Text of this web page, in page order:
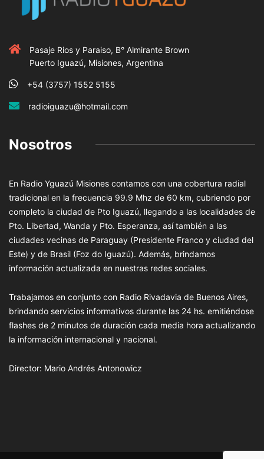
Pasaje Rios y Paraiso, B° Almirante Brown
Puerto Iguazú, Misiones, Argentina
+54 (3757) 1552 5155
radioiguazu@hotmail.com
Nosotros
En Radio Yguazú Misiones contamos con una cobertura radial
tradicional en la frecuencia 99.9 Mhz de 60 km, cubriendo por
completo la ciudad de Pto Iguazú, llegando a las localidades de
Pto. Libertad, Wanda y Pto. Esperanza, así también a las
ciudades vecinas de Paraguay (Presidente Franco y ciudad del
Este) y de Brasil (Foz do Iguazú). Además, brindamos
información actualizada en nuestras redes sociales.
Trabajamos en conjunto con Radio Rivadavia de Buenos Aires,
brindando servicios informativos durante las 24 hs. emitiéndose
flashes de 2 minutos de duración cada media hora actualizando
la información internacional y nacional.
Director: Mario Andrés Antonowicz